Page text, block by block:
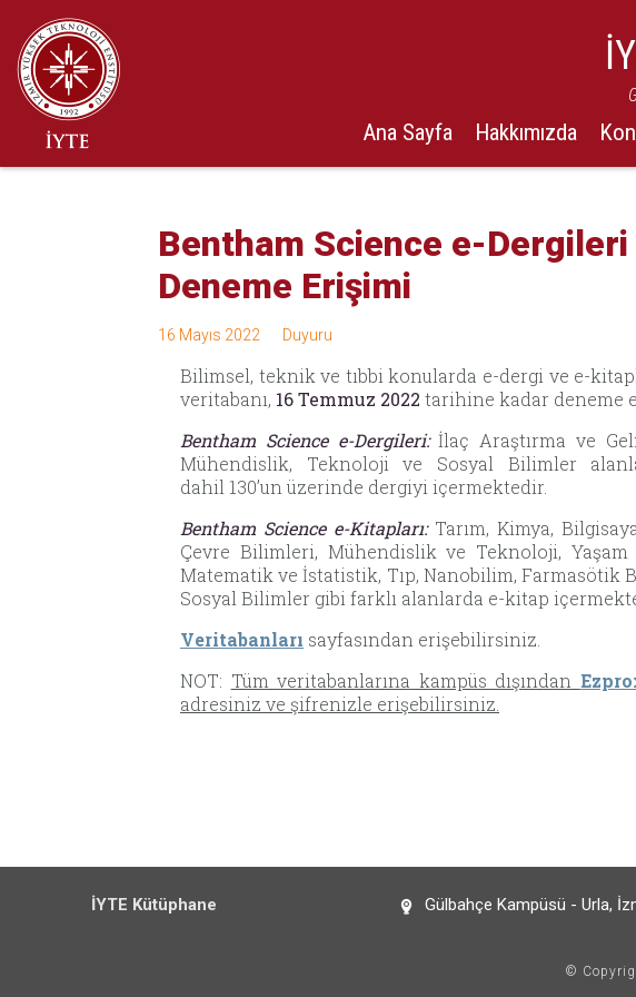
Ana Sayfa Hakkımızda
Bentham Science e-
Deneme Erişimi
16 Mayıs 2022 Duyuru
Bilimsel, teknik ve tıbbi konularda e-dergi ve e-
veritabanı, 16 Temmuz 2022 tarihine kadar deneme
Bentham Science e-Dergileri:İlaç Araştırma ve
Mühendislik, Teknoloji ve Sosyal Bilimler
dahil 130’un üzerinde dergiyi içermektedir.
Bentham Science e-Kitapları:Tarım, Kimya,
Çevre Bilimleri, Mühendislik ve Teknoloji,
Matematik ve İstatistik, Tıp, Nanobilim, Farmasötik
Sosyal Bilimler gibi farklı alanlarda e-kitap
Veritabanları sayfasından erişebilirsiniz.
NOT: Tüm veritabanlarına kampüs dışından
adresiniz ve şifrenizle erişebilirsiniz.
İYTE Kütüphane Gülbahçe Kampüsü - Urla,
©